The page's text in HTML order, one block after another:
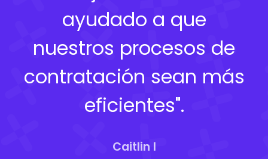
ayudado a que
nuestros procesos de
contratación sean más
eficientes".
Caitlin I